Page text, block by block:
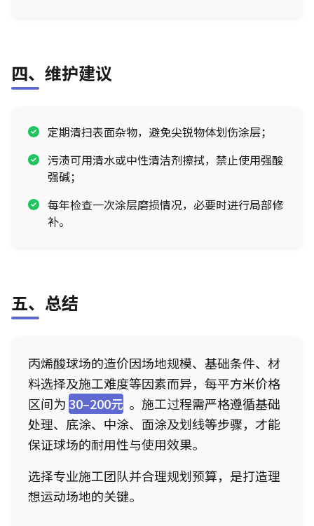
四、维护建议
定期清扫表面杂物，避免尖锐物体划伤涂层；
污渍可用清水或中性清洁剂擦拭，禁止使用强酸
强碱；
每年检查一次涂层磨损情况，必要时进行局部修
补。
五、总结
丙烯酸球场的造价因场地规模、基础条件、材
料选择及施工难度等因素而异，每平方米价格
区间为 30–200元 。施工过程需严格遵循基础
处理、底涂、中涂、面涂及划线等步骤，才能
保证球场的耐用性与使用效果。
选择专业施工团队并合理规划预算，是打造理
想运动场地的关键。